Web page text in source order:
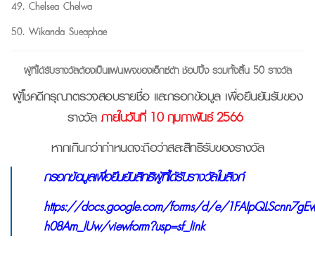
Chelsea Chelwa
Wikanda Sueaphae
ผู้ที่ได้รับรางวัลต้องเป็นแฟนเพจของเอ็กซ์ต้า ช้อปปิ้ง รวมทั้งสิ้น 50 รางวัล
ผู้โชคดีกรุณาตรวจสอบรายชื่อ และกรอกข้อมูล เพื่อยืนยันรับของ
รางวัลภายในวันที่ 10 กุมภาพันธ์ 2566
หากเกินกว่ากำหนดจะถือว่าสละสิทธิรับของรางวัล
กรอกข้อมูลเพื่อยืนยันสิทธิผู้ที่ได้รับรางวัลในลิงก์
https://docs.google.com/forms/d/e/
h08Am_lUw/viewform?usp=sf_link